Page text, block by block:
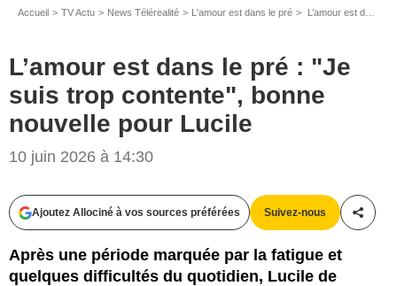
Accueil TV Actu News Télérealité L'amour est dans le pré L’amour est dans le pré : "Je suis trop contente", bonne nouvelle pour Lucile
L’amour est dans le pré : "Je
suis trop contente", bonne
nouvelle pour Lucile
10 juin 2026 à 14:30
Ajoutez Allociné à vos sources préférées Suivez-nous
Après une période marquée par la fatigue et
quelques difficultés du quotidien, Lucile de